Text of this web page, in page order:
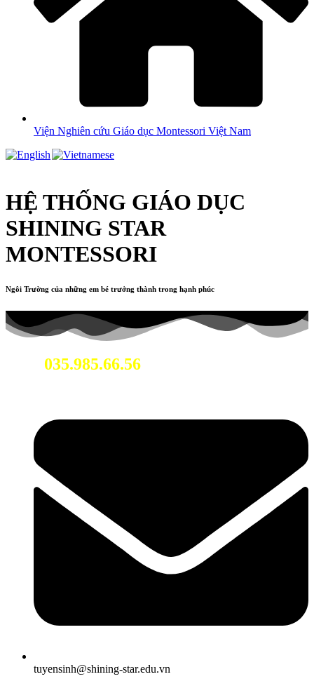
Viện Nghiên cứu Giáo dục Montessori Việt Nam
HỆ THỐNG GIÁO DỤC
SHINING STAR
MONTESSORI
Ngôi Trường của những em bé trưởng thành trong hạnh phúc
035.985.66.56
tuyensinh@shining-star.edu.vn